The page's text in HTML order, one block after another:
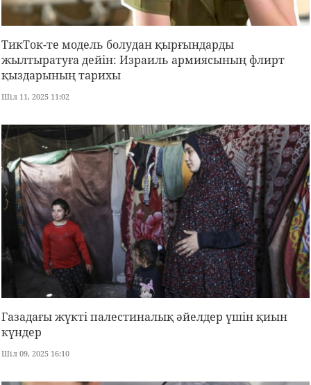
ТикТок-те модель болудан қырғындарды
жылтыратуға дейін: Израиль армиясының флирт
қыздарының тарихы
Шіл 11, 2025 11:02
Газадағы жүкті палестиналық әйелдер үшін қиын
күндер
Шіл 09, 2025 16:10